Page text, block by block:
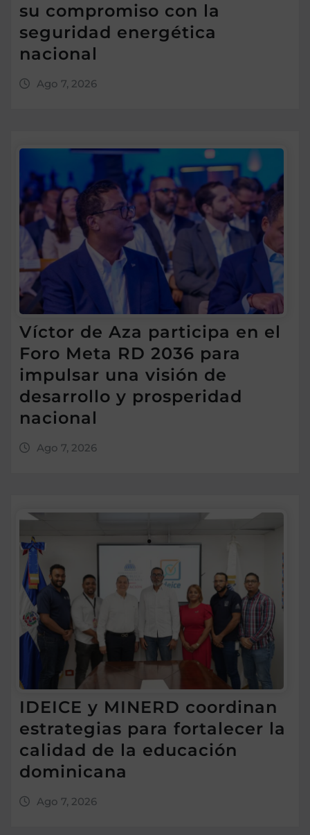
su compromiso con la
seguridad energética
nacional
Ago 7, 2026
Víctor de Aza participa en el
Foro Meta RD 2036 para
impulsar una visión de
desarrollo y prosperidad
nacional
Ago 7, 2026
IDEICE y MINERD coordinan
estrategias para fortalecer la
calidad de la educación
dominicana
Ago 7, 2026